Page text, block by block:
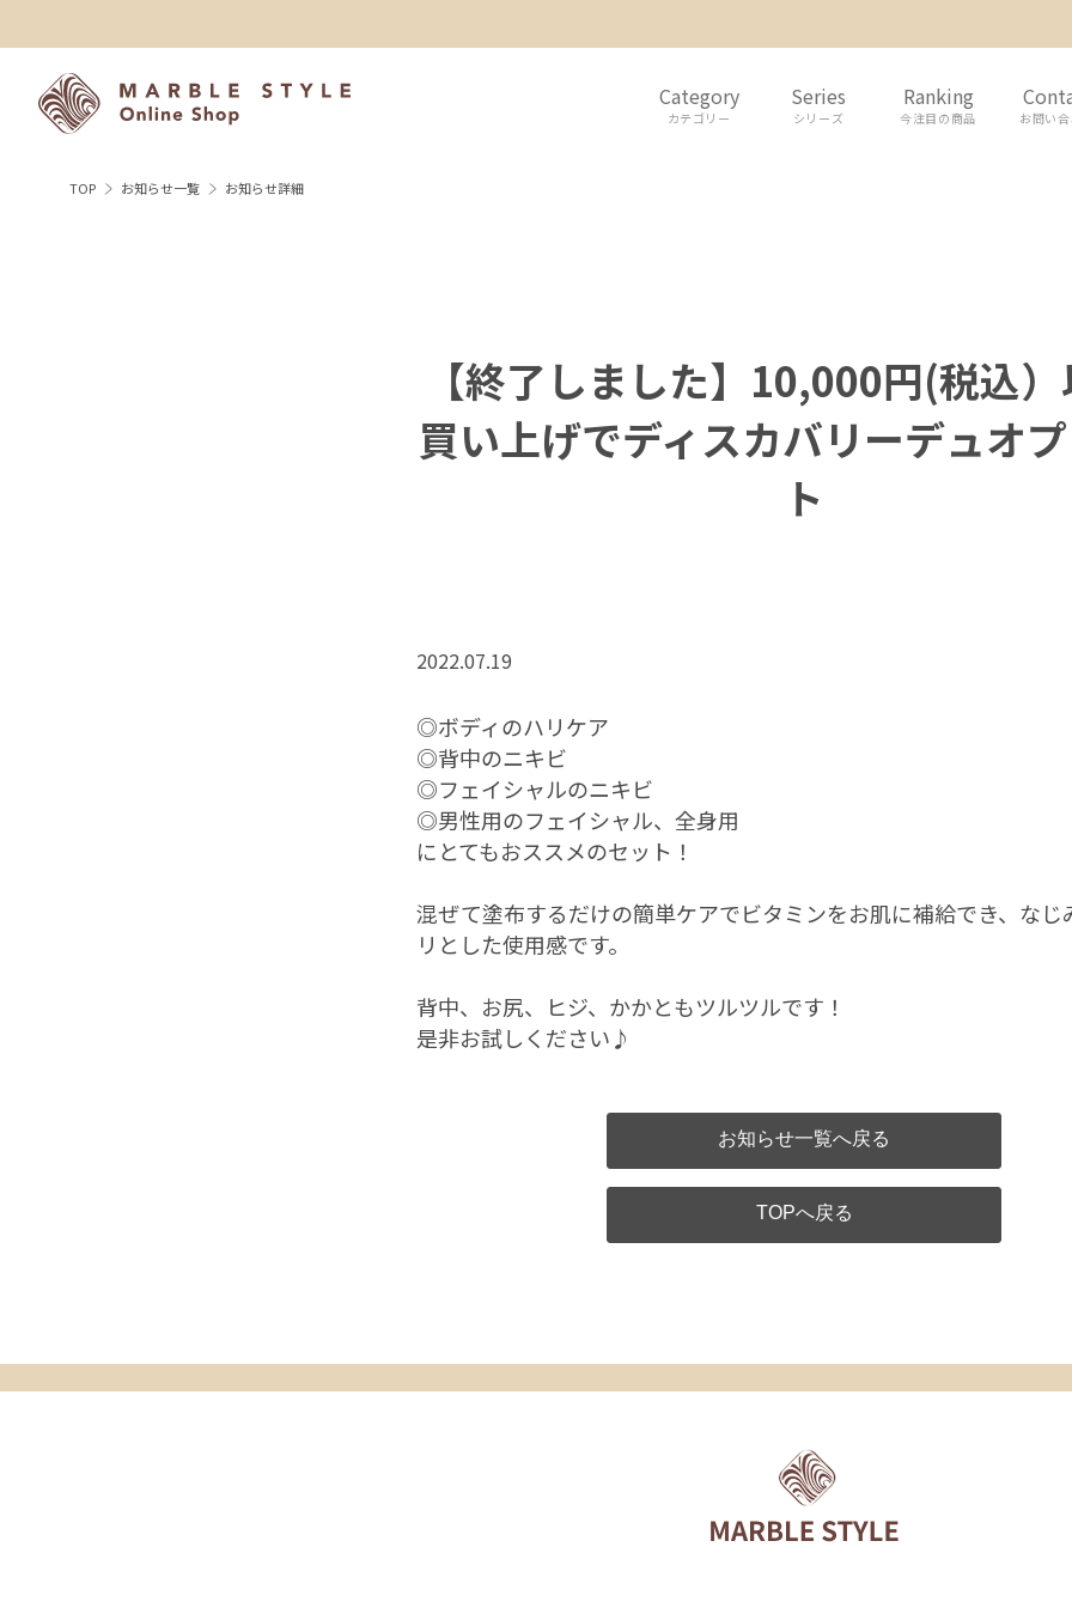
Category
カテゴリー
Series
シリーズ
Ranking
今注目の商品 お問い
TOP お知らせ一覧 お知らせ詳細
【終了しました】10,000円(税込
買い上げでディスカバリーデュオ
ト
2022.07.19
◎ボディのハリケア
◎背中のニキビ
◎フェイシャルのニキビ
◎男性用のフェイシャル、全身用
にとてもおススメのセット！
混ぜて塗布するだけの簡単ケアでビタミンをお肌に補給でき、なじ
リとした使用感です。
背中、お尻、ヒジ、かかともツルツルです！
是非お試しください♪
お知らせ一覧へ戻る
TOPへ戻る